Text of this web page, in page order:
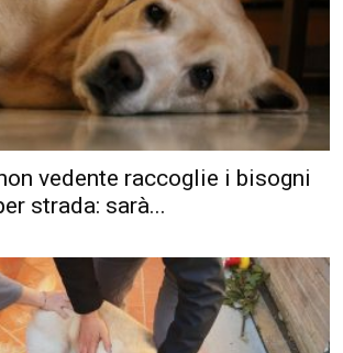
vedente raccoglie i bisogni
strada: sarà...